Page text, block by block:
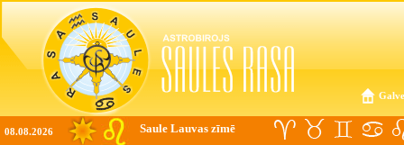
08.08.2026 Saule Lauvas zīmē